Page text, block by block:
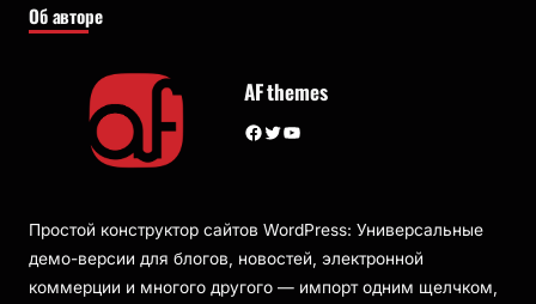
Об авторе
AF themes
Facebook Twitter YouTube
Простой конструктор сайтов WordPress: Универсальные
демо-версии для блогов, новостей, электронной
коммерции и многого другого — импорт одним щелчком,